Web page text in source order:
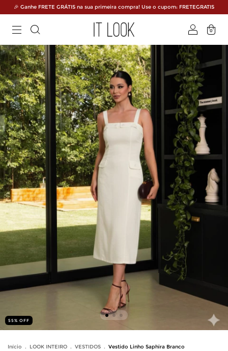
🎉 Ganhe FRETE GRÁTIS na sua primeira compra! Use o cupom: FRETEGRATIS
0
55% OFF
Início . LOOK INTEIRO . VESTIDOS . Vestido Linho Saphira Branco